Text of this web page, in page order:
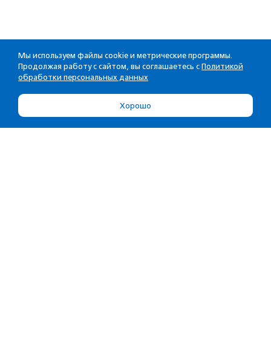
Мы используем файлы cookie и метрические программы.
Продолжая работу с сайтом, вы соглашаетесь с Политикой
обработки персональных данных
Хорошо